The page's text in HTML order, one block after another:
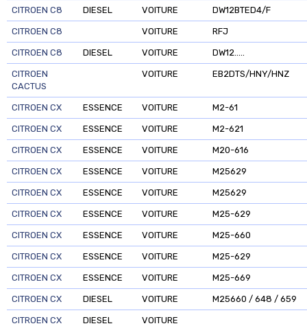
CITROEN C8 DIESEL VOITURE DW12BTED4/F
CITROEN C8 VOITURE RFJ
CITROEN C8 DIESEL VOITURE DW12.....
CITROEN
CACTUS
VOITURE EB2DTS/HNY/HNZ
CITROEN CX ESSENCE VOITURE M2-61
CITROEN CX ESSENCE VOITURE M2-621
CITROEN CX ESSENCE VOITURE M20-616
CITROEN CX ESSENCE VOITURE M25629
CITROEN CX ESSENCE VOITURE M25629
CITROEN CX ESSENCE VOITURE M25-629
CITROEN CX ESSENCE VOITURE M25-660
CITROEN CX ESSENCE VOITURE M25-629
CITROEN CX ESSENCE VOITURE M25-669
CITROEN CX DIESEL VOITURE M25660 / 648 / 659
CITROEN CX DIESEL VOITURE